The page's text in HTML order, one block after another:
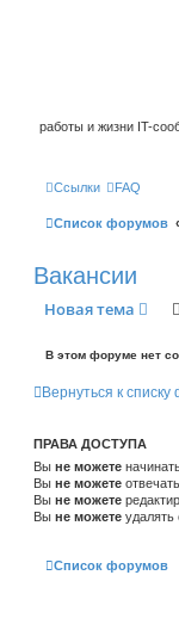
работы и жизни IT-
Ссылки FAQ
Список форумов
Вакансии
Новая тема
В этом форуме нет
Вернуться к
ПРАВА ДОСТУПА
Вы не можете
Вы не можете
Вы не можете
Вы не можете
Список форумов